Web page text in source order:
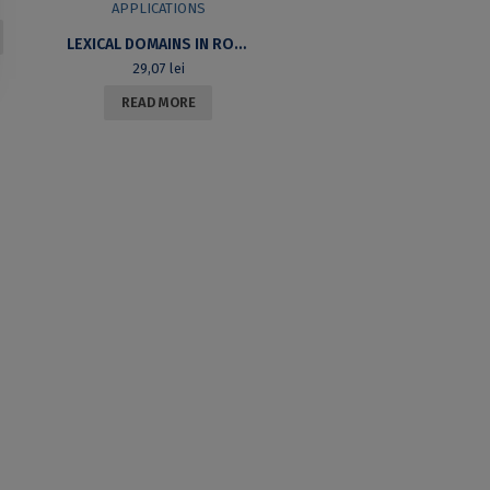
LEXICAL DOMAINS IN ROMANIAN. THEORETICAL PROBLEMS AND PRACTICAL APPLICATIONS
29,07 lei
READ MORE